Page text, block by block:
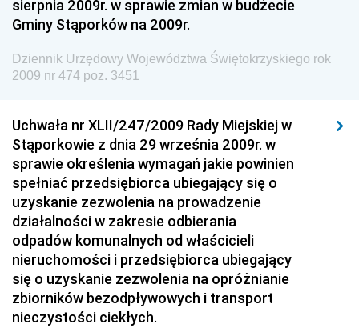
Dziennik Urzędowy Ministra Gospodarki Morskiej i
Żeglugi Śródlądowej
Dziennik Urzędowy Ministra Energii
Dziennik Urzędowy Ministra Finansów
Dziennik Urzędowy Ministra Rozwoju i Finansów
Dziennik Urzędowy Wyższego Urzędu Górniczego
Dziennik Urzędowy Prezesa Urzędu Transportu
Kolejowego
Dziennik Urzędowy Ministra Przedsiębiorczości i
Technologii
Dziennik Urzędowy Ministra Inwestycji i Rozwoju
Dziennik Urzędowy Naczelnego Dyrektora Archiwów
Państwowych
sierpnia 2009r. w sprawie zmian w budżecie
Gminy Stąporków na 2009r.
Dziennik Urzędowy Województwa Świętokrzyskiego rok
2009 nr 474 poz. 3451
Uchwała nr XLII/247/2009 Rady Miejskiej w
Stąporkowie z dnia 29 września 2009r. w
sprawie określenia wymagań jakie powinien
spełniać przedsiębiorca ubiegający się o
uzyskanie zezwolenia na prowadzenie
działalności w zakresie odbierania
odpadów komunalnych od właścicieli
nieruchomości i przedsiębiorca ubiegający
się o uzyskanie zezwolenia na opróżnianie
zbiorników bezodpływowych i transport
nieczystości ciekłych.